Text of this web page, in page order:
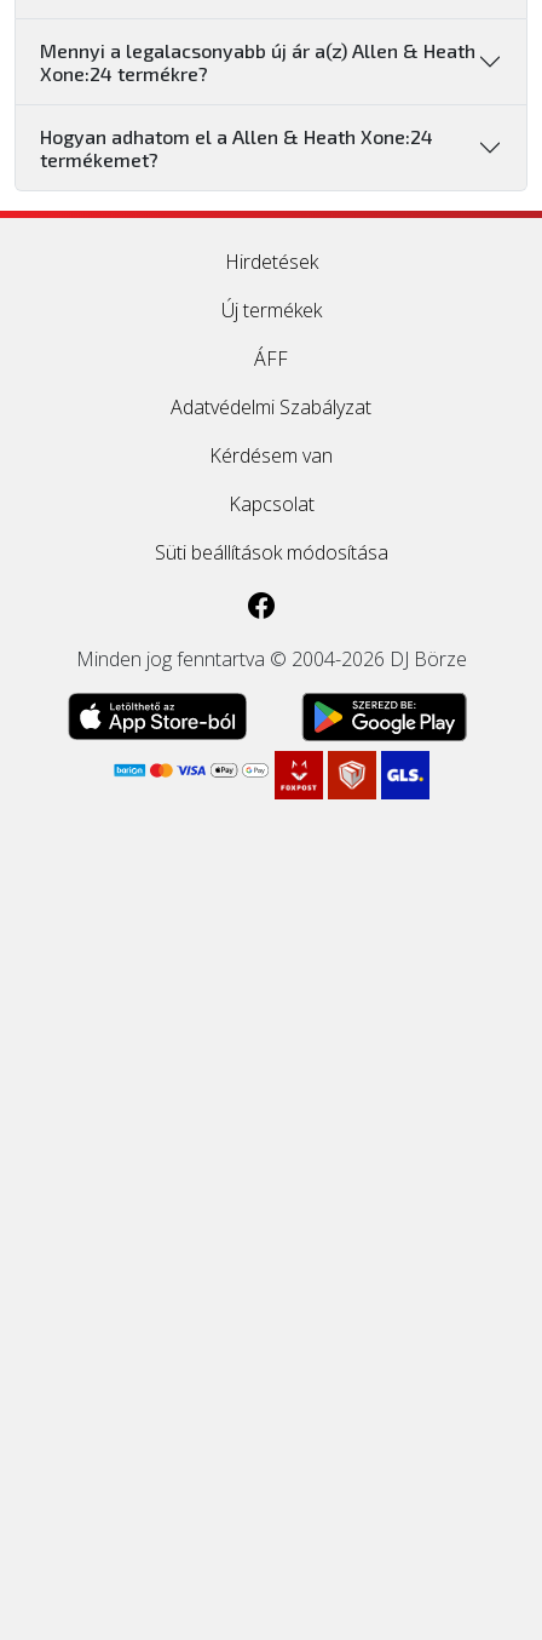
Mennyi a legalacsonyabb új ár a(z) Allen & Heath
Xone:24 termékre?
Hogyan adhatom el a Allen & Heath Xone:24
termékemet?
Hirdetések
Új termékek
ÁFF
Adatvédelmi Szabályzat
Kérdésem van
Kapcsolat
Süti beállítások módosítása
Minden jog fenntartva © 2004-2026 DJ Börze